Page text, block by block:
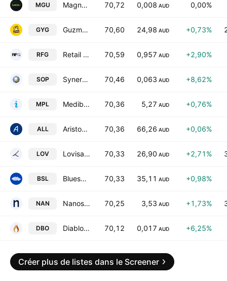
MGU Magnum Mining and Exploration Limited 70,72 0,008 AUD 0,00%
GYG Guzman y Gomez Ltd. 70,60 24,98 AUD +0,73%
RFG Retail Food Group Limited 70,59 0,957 AUD +2,90%
SOP Synertec Corporation Limited 70,46 0,063 AUD +8,62%
MPL Medibank Private Ltd. 70,36 5,27 AUD +0,76%
ALL Aristocrat Leisure Limited 70,36 66,26 AUD +0,06%
LOV Lovisa Holdings Ltd. 70,33 26,90 AUD +2,71%
BSL Bluescope Steel Limited 70,33 35,11 AUD +0,98%
NAN Nanosonics Limited 70,25 3,53 AUD +1,73%
DBO Diablo Resources Limited 70,12 0,017 AUD +6,25%
Créer plus de listes dans le Screener